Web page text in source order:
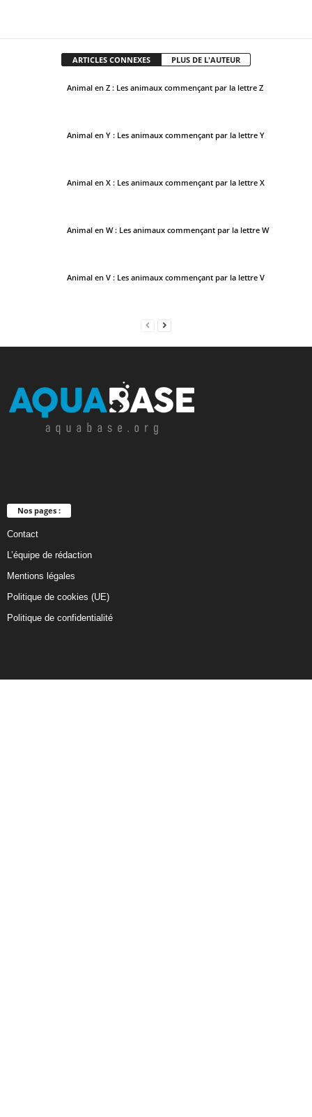
ARTICLES CONNEXES PLUS DE L'AUTEUR
Animal en Z : Les animaux commençant par la lettre Z
Animal en Y : Les animaux commençant par la lettre Y
Animal en X : Les animaux commençant par la lettre X
Animal en W : Les animaux commençant par la lettre W
Animal en V : Les animaux commençant par la lettre V
Nos pages :
Contact
L’équipe de rédaction
Mentions légales
Politique de cookies (UE)
Politique de confidentialité